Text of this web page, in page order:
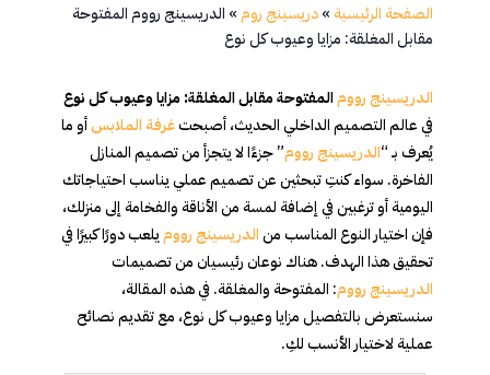
الصفحة الرئيسية »دريسينج روم» الدريسينج رووم المفتوحة
مقابل المغلقة: مزايا وعيوب كل نوع
الدريسينج روومالمفتوحة مقابل المغلقة: مزايا وعيوب كل نوع
في عالم التصميم الداخلي الحديث، أصبحتغرفة الملابسأو ما
يُعرف بـ “الدريسينج رووم” جزءًا لا يتجزأ من تصميم المنازل
الفاخرة. سواء كنتِ تبحثين عن تصميم عملي يناسب احتياجاتك
اليومية أو ترغبين في إضافة لمسة من الأناقة والفخامة إلى منزلك،
فإن اختيار النوع المناسب منالدريسينج رووميلعب دورًا كبيرًا في
تحقيق هذا الهدف. هناك نوعان رئيسيان من تصميمات
الدريسينج رووم: المفتوحة والمغلقة. في هذه المقالة،
سنستعرض بالتفصيل مزايا وعيوب كل نوع، مع تقديم نصائح
عملية لاختيار الأنسب لكِ.